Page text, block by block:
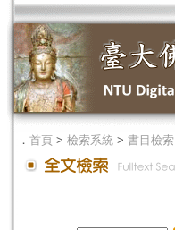
． 首頁 > 檢索系統 > 書目檢索